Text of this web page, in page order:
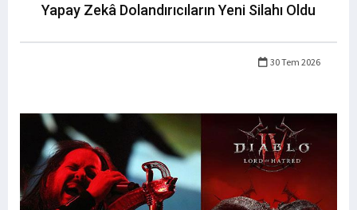
Yapay Zekâ Dolandırıcıların Yeni Silahı Oldu
30 Tem 2026